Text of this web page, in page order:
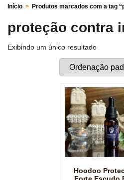
Início > Produtos marcados com a tag
proteção contra
Exibindo um único resultado
Hoodoo